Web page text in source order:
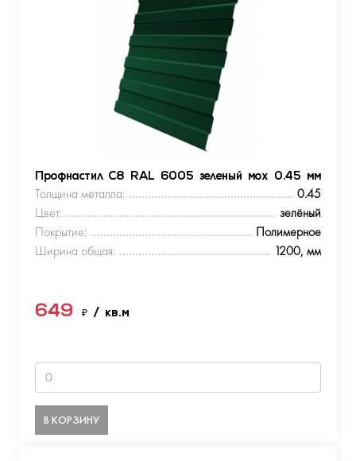
Профнастил С8 RAL 6005 зеленый мох 0.45 мм
Толщина металла:
0.45
Цвет:
зелёный
Покрытие:
Полимерное
Ширина общая:
1200, мм
649 ₽ / кв.м
В КОРЗИНУ